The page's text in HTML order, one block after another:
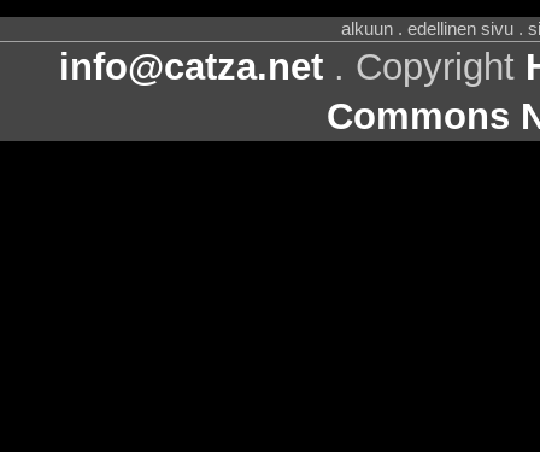
alkuun . edellinen sivu .
info@catza.net . Copyright
Commons